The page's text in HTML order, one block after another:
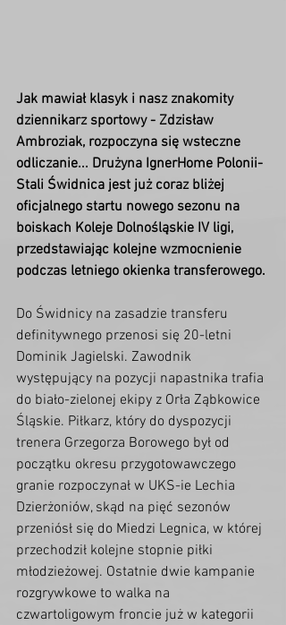
Jak mawiał klasyk i nasz znakomity
dziennikarz sportowy - Zdzisław
Ambroziak, rozpoczyna się wsteczne
odliczanie... Drużyna IgnerHome Polonii-
Stali Świdnica jest już coraz bliżej
oficjalnego startu nowego sezonu na
boiskach Koleje Dolnośląskie IV ligi,
przedstawiając kolejne wzmocnienie
podczas letniego okienka transferowego.
Do Świdnicy na zasadzie transferu
definitywnego przenosi się 20-letni
Dominik Jagielski. Zawodnik
występujący na pozycji napastnika trafia
do biało-zielonej ekipy z Orła Ząbkowice
Śląskie. Piłkarz, który do dyspozycji
trenera Grzegorza Borowego był od
początku okresu przygotowawczego
granie rozpoczynał w UKS-ie Lechia
Dzierżoniów, skąd na pięć sezonów
przeniósł się do Miedzi Legnica, w której
przechodził kolejne stopnie piłki
młodzieżowej. Ostatnie dwie kampanie
rozgrywkowe to walka na
czwartoligowym froncie już w kategorii